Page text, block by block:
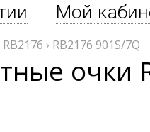
Мой
RB2176 › RB2176 901S/7Q
очки